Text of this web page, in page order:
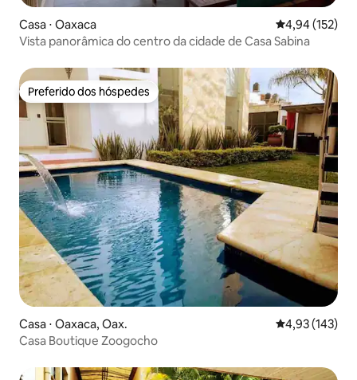
Casa ⋅ Oaxaca 4,94 de uma
4,94 (152)
Vista panorâmica do centro da cidade de Casa Sabina
Preferido dos hóspedes
Preferido dos hóspedes
Casa ⋅ Oaxaca, Oax. 4,93 de uma
4,93 (143)
Casa Boutique Zoogocho